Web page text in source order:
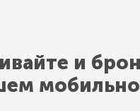
и